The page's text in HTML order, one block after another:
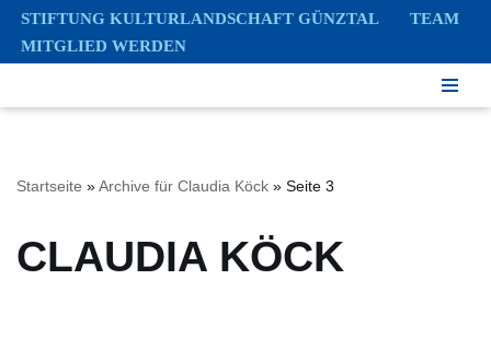
springen
STIFTUNG KULTURLANDSCHAFT GÜNZTAL
TEAM
MITGLIED WERDEN
Startseite »Archive für Claudia Köck » Seite 3
CLAUDIA KÖCK